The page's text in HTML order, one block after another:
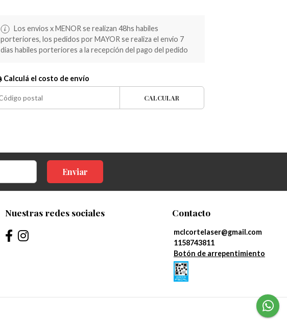
Los envios x MENOR se realizan 48hs habiles
porteriores, los pedidos por MAYOR se realiza el envio 7
dias habiles porteriores a la recepción del pago del pedido
Calculá el costo de envío
CALCULAR
Enviar
Nuestras redes sociales Contacto
mclcortelaser@gmail.com
1158743811
Botón de arrepentimiento